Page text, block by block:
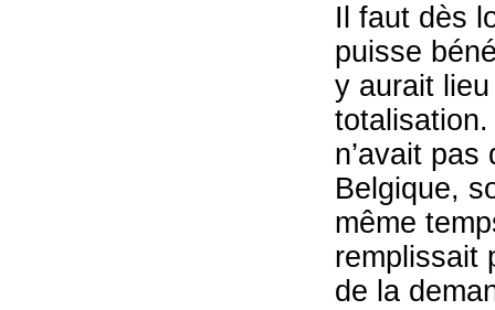
Il faut dès
puisse
y aurait
totalisation.
n’avait
Belgique,
même
remplissait
de la